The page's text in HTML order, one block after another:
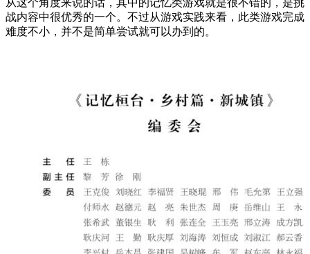
从这个角度来说的话，其中的记忆类游戏就是很不错的，是挑
战内容中很优秀的一个。不过从游戏实践来看，此类游戏完成
难度不小，并不是简单尝试就可以办到的。